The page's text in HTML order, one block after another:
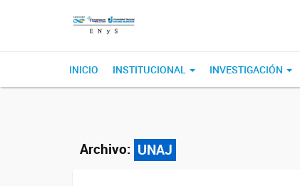
INICIO INSTITUCIONAL INVESTIGACIÓN
Archivo: UNAJ